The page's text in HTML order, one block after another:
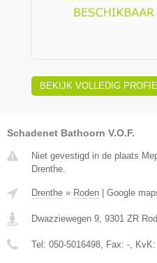
BEKIJK VOLLEDIG
Schadenet Bathoorn V.O.F.
Niet gevestigd in de plaats
Drenthe.
Drenthe » Roden | Google
Dwazziewegen 9 9301 ZR
Tel: 050-5016498 , Fax: - , KvK: